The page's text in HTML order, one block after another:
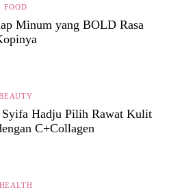
FOOD
Minum yang BOLD Rasa
Syifa Hadju Pilih Rawat Kulit
C+Collagen
HEALTH